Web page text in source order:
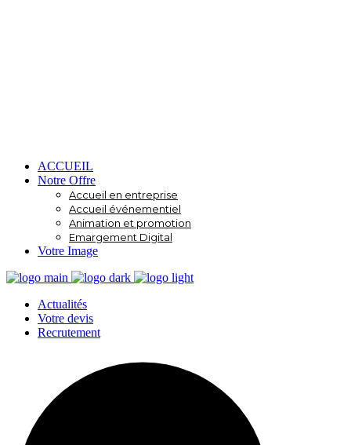
ACCUEIL
Notre Offre
Accueil en entreprise
Accueil événementiel
Animation et promotion
Emargement Digital
Votre Image
Actualités
Votre devis
Recrutement